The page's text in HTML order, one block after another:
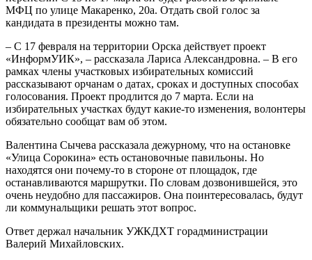
МФЦ по улице Макаренко, 20а. Отдать свой голос за
кандидата в президенты можно там.
– С 17 февраля на территории Орска действует проект
«ИнформУИК», – рассказала Лариса Александровна. – В его
рамках члены участковых избирательных комиссий
рассказывают орчанам о датах, сроках и доступных способах
голосования. Проект продлится до 7 марта. Если на
избирательных участках будут какие-то изменения, волонтеры
обязательно сообщат вам об этом.
Валентина Сычева рассказала дежурному, что на остановке
«Улица Сорокина» есть остановочные павильоны. Но
находятся они почему-то в стороне от площадок, где
останавливаются маршрутки. По словам дозвонившейся, это
очень неудобно для пассажиров. Она поинтересовалась, будут
ли коммунальщики решать этот вопрос.
Ответ держал начальник УЖКДХТ горадминистрации
Валерий Михайловских.